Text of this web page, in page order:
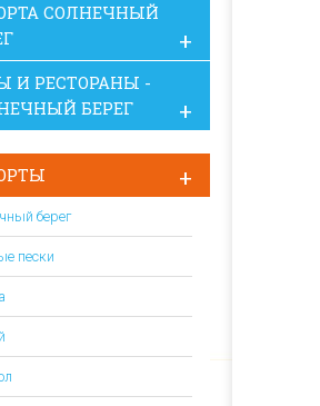
СОЛНЕЧНЫЙ
И РЕСТОРАНЫ -
БЕРЕГ
берег
пески